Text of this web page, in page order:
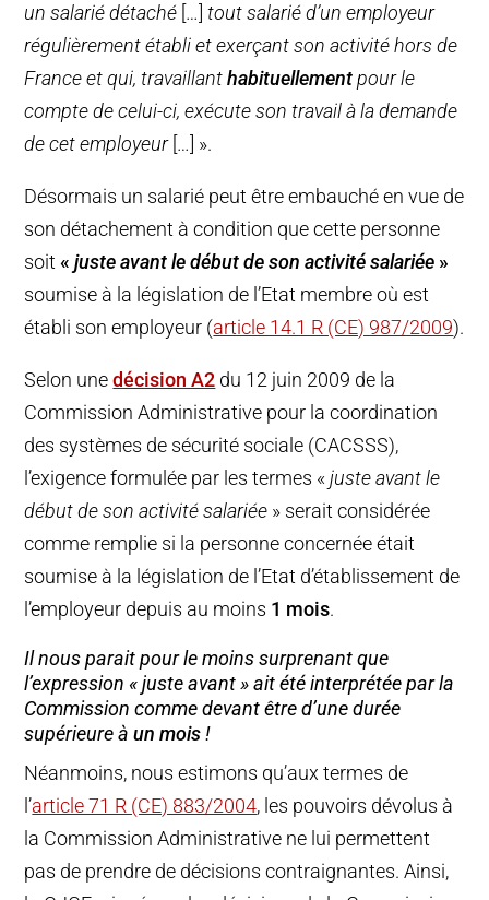
un salarié détaché […]tout salarié d’un employeur
régulièrement établi et exerçant son activité hors de
France et qui, travaillanthabituellementpour le
compte de celui-ci, exécute son travail à la demande
de cet employeur[…] ».
Désormais un salarié peut être embauché en vue de
son détachement à condition que cette personne
soit«juste avant le début de son activité salariée »
soumise à la législation de l’Etat membre où est
établi son employeur (article 14.1 R (CE) 987/2009).
Selon unedécision A2 du 12 juin 2009 de la
Commission Administrative pour la coordination
des systèmes de sécurité sociale (CACSSS),
l’exigence formulée par les termes «juste avant le
début de son activité salariée » serait considérée
comme remplie si la personne concernée était
soumise à la législation de l’Etat d’établissement de
l’employeur depuis au moins 1 mois.
Il nous parait pour le moins surprenant que
l’expression «juste avant» ait été interprétée par la
Commission comme devant être d’une durée
supérieure àun mois!
Néanmoins, nous estimons qu’aux termes de
l’article 71 R (CE) 883/2004, les pouvoirs dévolus à
la Commission Administrative ne lui permettent
pas de prendre de décisions contraignantes. Ainsi,